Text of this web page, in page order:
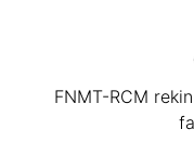
FNMT-RCM